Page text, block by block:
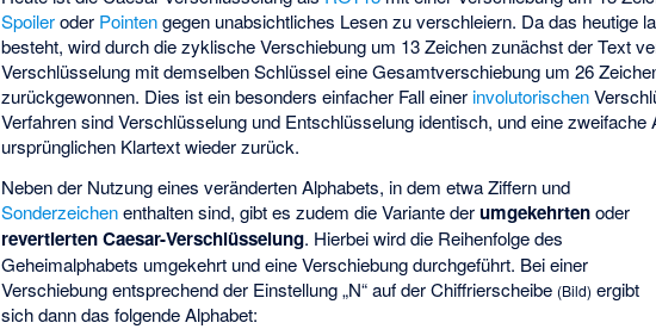
Spoileroder Pointengegen unabsichtliches Lesen zu verschleiern. Da das heutige
besteht, wird durch die zyklische Verschiebung um 13 Zeichen zunächst der Text
Verschlüsselung mit demselben Schlüssel eine Gesamtverschiebung um 26
zurückgewonnen. Dies ist ein besonders einfacher Fall einer involutorischen
Verfahren sind Verschlüsselung und Entschlüsselung identisch, und eine
ursprünglichen Klartext wieder zurück.
Neben der Nutzung eines veränderten Alphabets, in dem etwa Ziffern und
Sonderzeichenenthalten sind, gibt es zudem die Variante derumgekehrtenoder
revertierten Caesar-Verschlüsselung. Hierbei wird die Reihenfolge des
Geheimalphabets umgekehrt und eine Verschiebung durchgeführt. Bei einer
Verschiebung entsprechend der Einstellung „N“ auf derChiffrierscheibe (Bild) ergibt
sich dann das folgende Alphabet: